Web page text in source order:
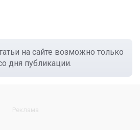
на сайте возможно только
дня публикации.